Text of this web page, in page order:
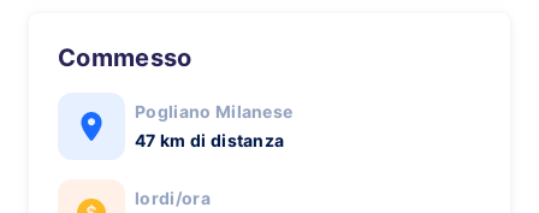
Commesso
Pogliano Milanese
47 km di distanza
lordi/ora